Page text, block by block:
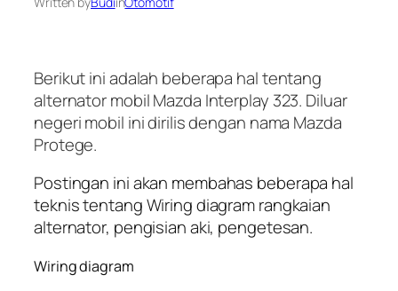
Berikut ini adalah beberapa hal tentang
alternator mobil Mazda Interplay 323. Diluar
negeri mobil ini dirilis dengan nama Mazda
Protege.
Postingan ini akan membahas beberapa hal
teknis tentang Wiring diagram rangkaian
alternator, pengisian aki, pengetesan.
Wiring diagram